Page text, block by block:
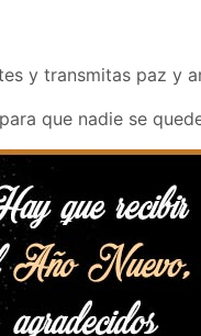
y transmitas paz y
para que nadie se